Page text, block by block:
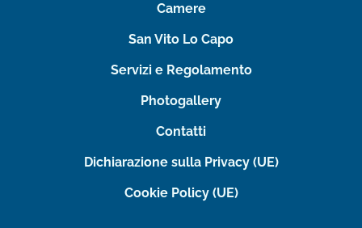
Camere
San Vito Lo Capo
Servizi e Regolamento
Photogallery
Contatti
Dichiarazione sulla Privacy (UE)
Cookie Policy (UE)